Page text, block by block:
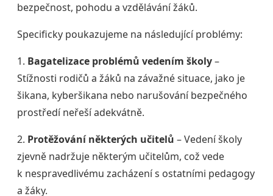
bezpečnost, pohodu a vzdělávání žáků.
Specificky poukazujeme na následující problémy:
1. Bagatelizace problémů vedením školy–
Stížnosti rodičů a žáků na závažné situace, jako je
šikana, kyberšikana nebo narušování bezpečného
prostředí neřeší adekvátně.
2. Protěžování některých učitelů – Vedení školy
zjevně nadržuje některým učitelům, což vede
k nespravedlivému zacházení s ostatními pedagogy
a žáky.